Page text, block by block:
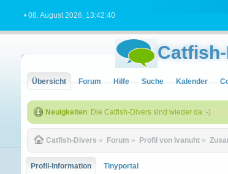
• 08. August 2026, 13:42:40
Übersicht Forum Hilfe Suche Kalender
Neuigkeiten: Die Catfish-Divers sind wieder da :-)
Catfish-Divers » Forum » Profil von Ivanuht »
Profil-Information Tinyportal